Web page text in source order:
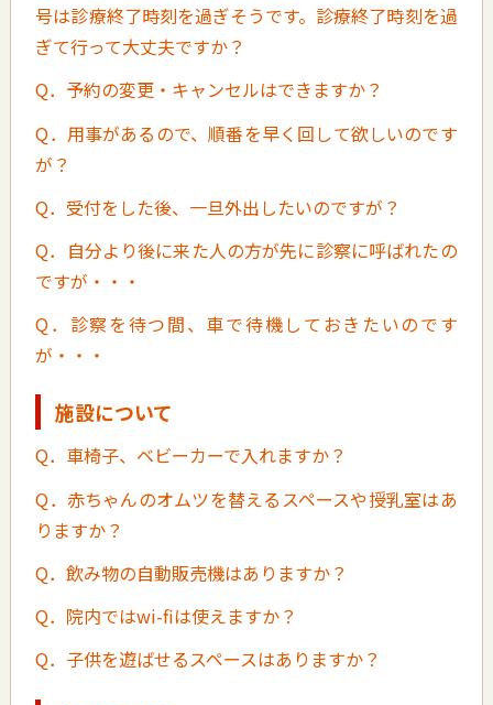
号は診療終了時刻を過ぎそうです。診療終了時刻を過
ぎて行って大丈夫ですか？
Q．予約の変更・キャンセルはできますか？
Q．用事があるので、順番を早く回して欲しいのです
が？
Q．受付をした後、一旦外出したいのですが？
Q．自分より後に来た人の方が先に診察に呼ばれたの
ですが・・・
Q．診察を待つ間、車で待機しておきたいのです
が・・・
施設について
Q．車椅子、ベビーカーで入れますか？
Q．赤ちゃんのオムツを替えるスペースや授乳室はあ
りますか？
Q．飲み物の自動販売機はありますか？
Q．院内ではwi-fiは使えますか？
Q．子供を遊ばせるスペースはありますか？